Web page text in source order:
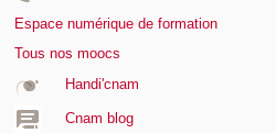
Espace numérique de formation
Tous nos moocs
Handi'cnam
Cnam blog